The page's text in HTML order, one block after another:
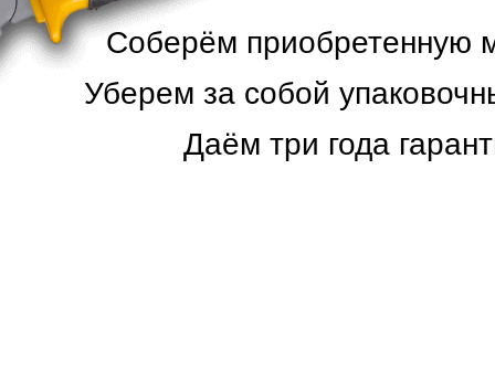
Соберём приобретенную
Уберем за собой
Даём три года